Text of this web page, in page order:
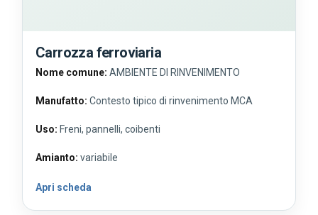
Carrozza ferroviaria
Nome comune: AMBIENTE DI RINVENIMENTO
Manufatto: Contesto tipico di rinvenimento MCA
Uso: Freni, pannelli, coibenti
Amianto: variabile
Apri scheda